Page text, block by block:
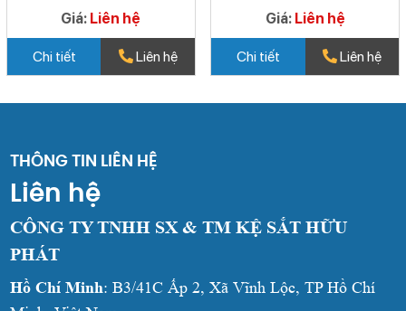
Giá: Liên hệ
Chi tiết Liên hệ
Giá: Liên hệ
Chi tiết Liên hệ
THÔNG TIN LIÊN HỆ
Liên hệ
CÔNG TY TNHH SX & TM KỆ SẮT HỮU
PHÁT
Hồ Chí Minh: B3/41C Ấp 2, Xã Vĩnh Lộc, TP Hồ Chí